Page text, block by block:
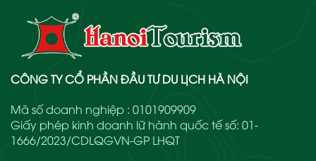
CÔNG TY CỔ PHẦN ĐẦU TƯ DU LỊCH HÀ NỘI
Mã số doanh nghiệp : 0101909909
Giấy phép kinh doanh lữ hành quốc tế số: 01-
1666/2023/CDLQGVN-GP LHQT